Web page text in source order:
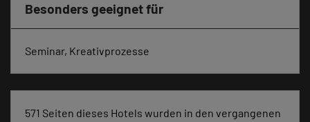
Besonders geeignet für
Seminar, Kreativprozesse
571 Seiten dieses Hotels wurden in den vergangenen